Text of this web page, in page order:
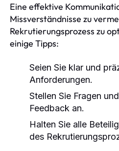
Eine effektive
Missverständnisse zu
Rekrutierungsprozess zu
einige Tipps:
Seien Sie klar und
Anforderungen.
Stellen Sie Fragen
Feedback an.
Halten Sie alle
des